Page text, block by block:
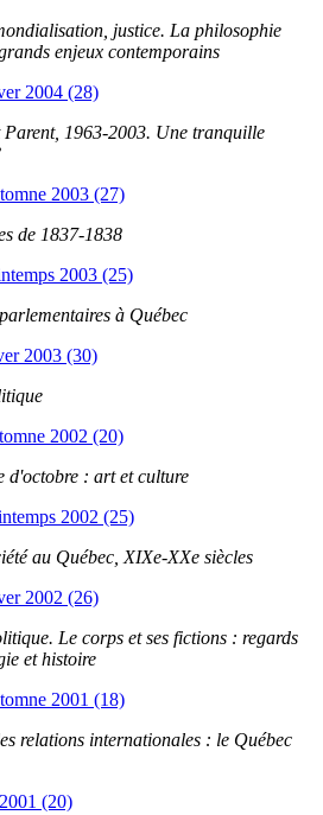
justice. La philosophie
enjeux contemporains
2004 (28)
Parent, 1963-2003. Une tranquille
2003 (27)
de 1837-1838
2003 (25)
à Québec
2003 (30)
2002 (20)
d'octobre : art et culture
2002 (25)
au Québec, XIXe-XXe siècles
2002 (26)
Le corps et ses fictions : regards
et histoire
2001 (18)
relations internationales : le Québec
(20)